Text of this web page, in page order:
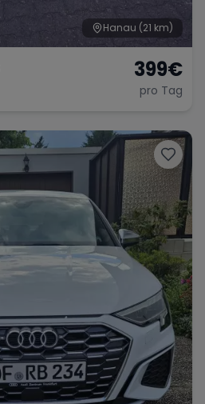
Hanau (21 km)
399€
pro Tag